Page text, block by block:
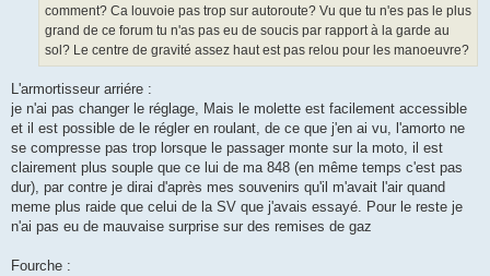
comment? Ca louvoie pas trop sur autoroute? Vu que tu n'es pas le plus
grand de ce forum tu n'as pas eu de soucis par rapport à la garde au
sol? Le centre de gravité assez haut est pas relou pour les manoeuvre?
L'armortisseur arriére :
je n'ai pas changer le réglage, Mais le molette est facilement accessible
et il est possible de le régler en roulant, de ce que j'en ai vu, l'amorto ne
se compresse pas trop lorsque le passager monte sur la moto, il est
clairement plus souple que ce lui de ma 848 (en même temps c'est pas
dur), par contre je dirai d'après mes souvenirs qu'il m'avait l'air quand
meme plus raide que celui de la SV que j'avais essayé. Pour le reste je
n'ai pas eu de mauvaise surprise sur des remises de gaz
Fourche :